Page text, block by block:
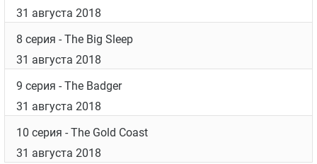
31 августа 2018
8 серия - The Big Sleep
31 августа 2018
9 серия - The Badger
31 августа 2018
10 серия - The Gold Coast
31 августа 2018